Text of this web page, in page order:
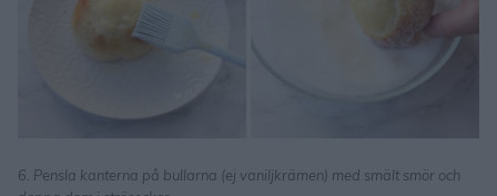
6. Pensla kanterna på bullarna (ej vaniljkrämen) med smält smör och